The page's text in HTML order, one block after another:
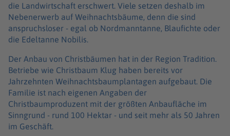
die Landwirtschaft erschwert. Viele setzen deshalb im
Nebenerwerb auf Weihnachtsbäume, denn die sind
anspruchsloser - egal ob Nordmanntanne, Blaufichte oder
die Edeltanne Nobilis.
Der Anbau von Christbäumen hat in der Region Tradition.
Betriebe wie Christbaum Klug haben bereits vor
Jahrzehnten Weihnachtsbaumplantagen aufgebaut. Die
Familie ist nach eigenen Angaben der
Christbaumproduzent mit der größten Anbaufläche im
Sinngrund - rund 100 Hektar - und seit mehr als 50 Jahren
im Geschäft.